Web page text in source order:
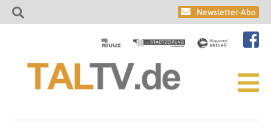
Newsletter-Abo